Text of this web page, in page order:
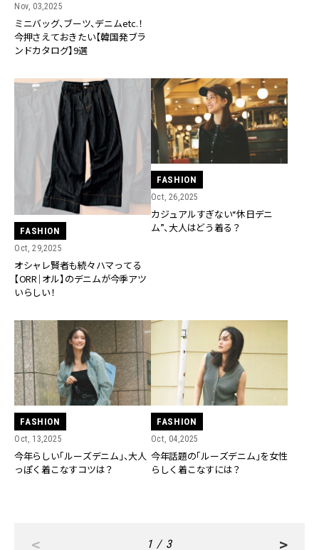
Nov, 03,2025
ミニバッグ、ブーツ、デニムetc.！
今押さえておきたい【韓国発ブラ
ンドカタログ】9選
FASHION
Oct, 29,2025
オシャレ賢者も続々ハマってる
【ORR｜オル】のデニムが今季アツ
いらしい！
FASHION
Oct, 26,2025
カジュアルすぎない“休日デニ
ム”、大人はどう着る？
FASHION
Oct, 13,2025
今年らしい「ルーズデニム」、大人
っぽく着こなすコツは？
FASHION
Oct, 04,2025
今年話題の「ルーズデニム」を女性
らしく着こなすには？
< 1 / 3 >